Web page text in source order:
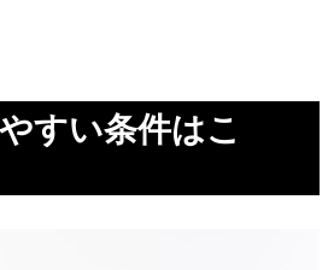
すい条件はこ